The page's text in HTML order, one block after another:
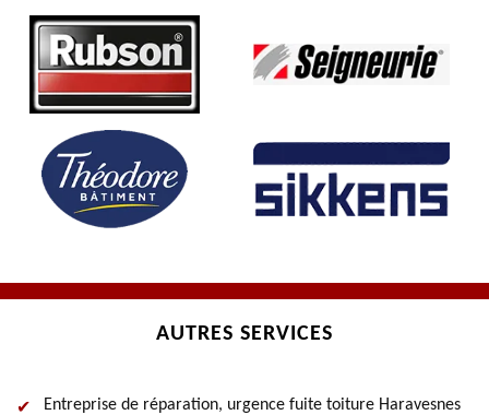
AUTRES SERVICES
Entreprise de réparation, urgence fuite toiture Haravesnes